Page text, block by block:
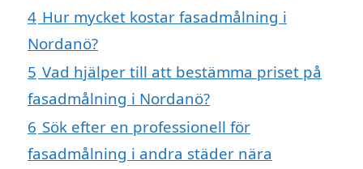
4 Hur mycket kostar fasadmålning i
Nordanö?
5 Vad hjälper till att bestämma priset på
fasadmålning i Nordanö?
6 Sök efter en professionell för
fasadmålning i andra städer nära